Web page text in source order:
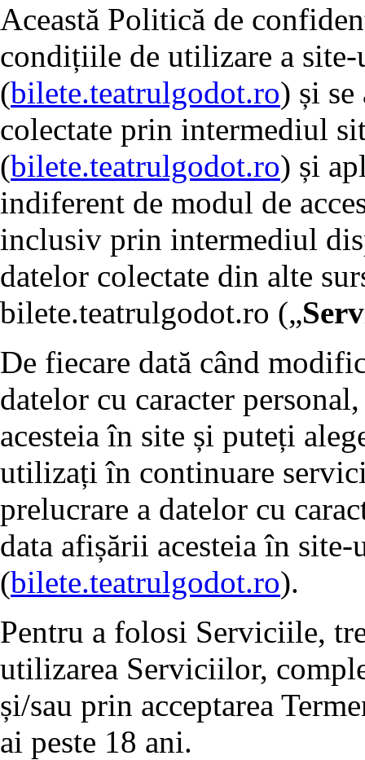
Această Politică de
condițiile de utilizare a
(bilete.teatrulgodot.ro) și se
colectate prin intermediul
(bilete.teatrulgodot.ro) și
indiferent de modul de
inclusiv prin intermediul
datelor colectate din alte
bilete.teatrulgodot.ro („
De fiecare dată când
datelor cu caracter
acesteia în site și puteți
utilizați în continuare
prelucrare a datelor cu
data afișării acesteia în
(bilete.teatrulgodot.ro).
Pentru a folosi Serviciile,
utilizarea Serviciilor,
și/sau prin acceptarea
ai peste 18 ani.